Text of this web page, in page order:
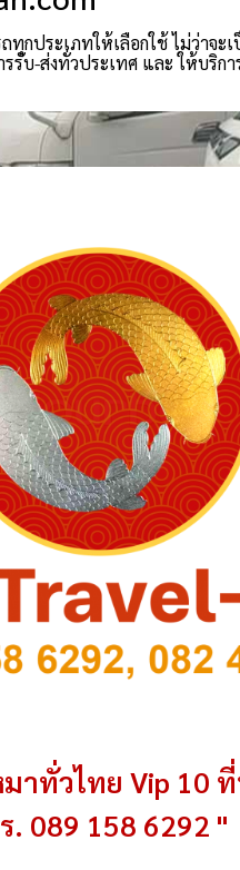
กประเภทให้เลือกใช้ ไม่ว่าจ
รับ-ส่งทั่วประเทศ และ ให้บริก
าทั่วไทย Vip 10
. 089 158 6292 "